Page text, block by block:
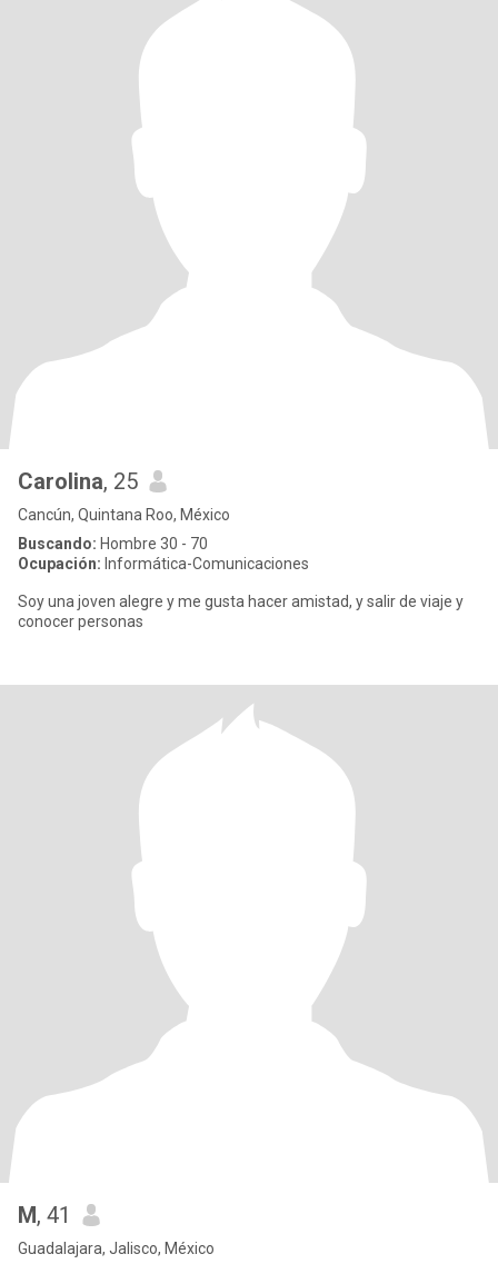
Carolina, 25
Cancún, Quintana Roo, México
Buscando: Hombre 30 - 70
Ocupación: Informática-Comunicaciones
Soy una joven alegre y me gusta hacer amistad, y salir de viaje y
conocer personas
M, 41
Guadalajara, Jalisco, México